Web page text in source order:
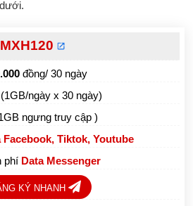
MXH120
đồng/ 30 ngày
(1GB/ngày x 30 ngày)
ngưng truy cập )
Facebook, Tiktok, Youtube
phí Data Messenger
KÝ NHANH